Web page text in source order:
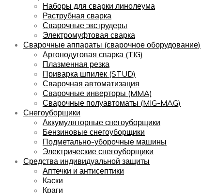
Наборы для сварки линолеума
Раструбная сварка
Сварочные экструдеры
Электромуфтовая сварка
Сварочные аппараты (сварочное оборудование)
Аргонодуговая сварка (TIG)
Плазменная резка
Приварка шпилек (STUD)
Сварочная автоматизация
Сварочные инверторы (MMA)
Сварочные полуавтоматы (MIG-MAG)
Снегоуборщики
Аккумуляторные снегоуборщики
Бензиновые снегоуборщики
Подметально-уборочные машины
Электрические снегоуборщики
Средства индивидуальной защиты
Аптечки и антисептики
Каски
Краги